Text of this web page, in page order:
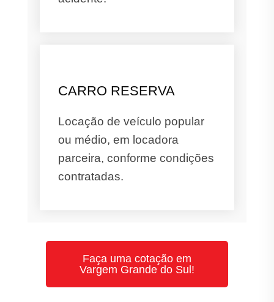
CARRO RESERVA
Locação de veículo popular
ou médio, em locadora
parceira, conforme condições
contratadas.
Faça uma cotação em
Vargem Grande do Sul!